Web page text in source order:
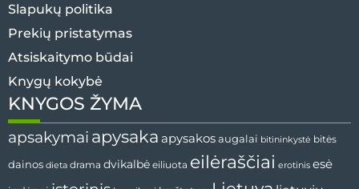
Slapukų politika
Prekių pristatymas
Atsiskaitymo būdai
Knygų kokybė
KNYGOS ŽYMA
apsakymai apysaka apysakos augalai bitininkystė bitės
dainos dieta drama dvikalbė eiliuota eilėraščiai erotinis esė